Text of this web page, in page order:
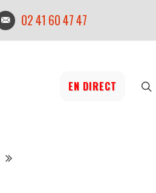
02 41 60 47 47
EN DIRECT